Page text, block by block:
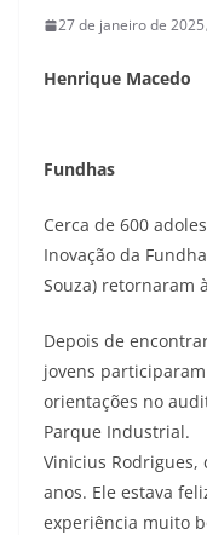
27 de janeiro de 2025
Henrique Macedo
Fundhas
Cerca de 600
Inovação da
Souza) retornaram
Depois de
jovens
orientações no
Parque Industrial.
Vinicius Rodrigues,
anos. Ele estava
experiência muito